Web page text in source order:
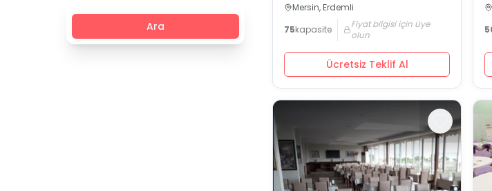
Ara
Mersin, Erdemli
75kapasite
Fiyat bilgisi için üye
olun
Ücretsiz Teklif Al